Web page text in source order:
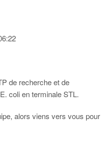
de recherche et de
coli en terminale STL.
alors viens vers vous pour